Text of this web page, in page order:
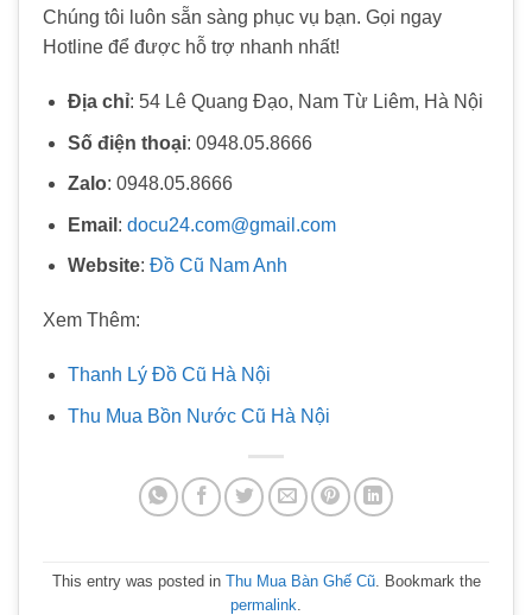
Chúng tôi luôn sẵn sàng phục vụ bạn. Gọi ngay
Hotline để được hỗ trợ nhanh nhất!
Địa chỉ: 54 Lê Quang Đạo, Nam Từ Liêm, Hà Nội
Số điện thoại: 0948.05.8666
Zalo: 0948.05.8666
Email : docu24.com@gmail.com
Website: Đồ Cũ Nam Anh
Xem Thêm:
Thanh Lý Đồ Cũ Hà Nội
Thu Mua Bồn Nước Cũ Hà Nội
This entry was posted in Thu Mua Bàn Ghế Cũ. Bookmark the
permalink